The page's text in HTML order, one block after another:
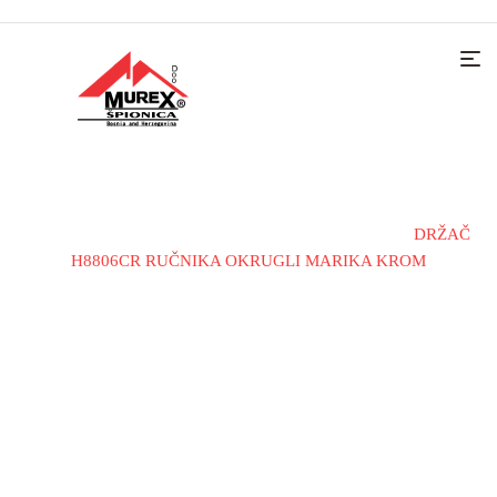
DRŽAČ
H8806CR RUČNIKA OKRUGLI MARIKA KROM